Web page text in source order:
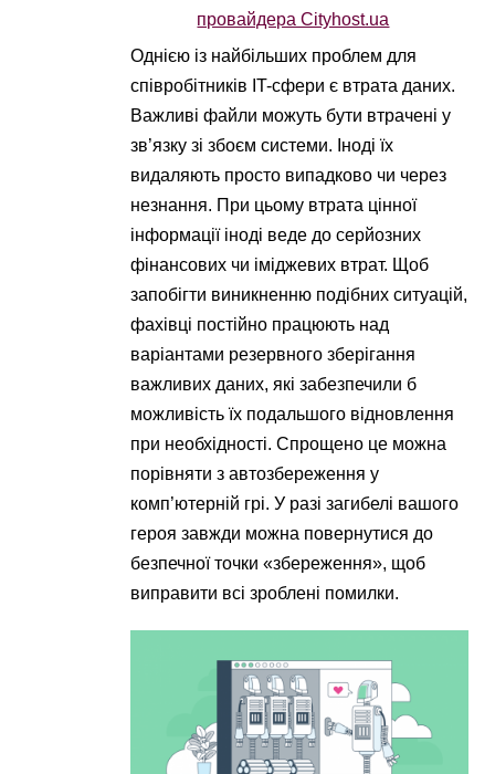
провайдера Cityhost.ua
Однією із найбільших проблем для
співробітників IT-сфери є втрата даних.
Важливі файли можуть бути втрачені у
зв’язку зі збоєм системи. Іноді їх
видаляють просто випадково чи через
незнання. При цьому втрата цінної
інформації іноді веде до серйозних
фінансових чи іміджевих втрат. Щоб
запобігти виникненню подібних ситуацій,
фахівці постійно працюють над
варіантами резервного зберігання
важливих даних, які забезпечили б
можливість їх подальшого відновлення
при необхідності. Спрощено це можна
порівняти з автозбереження у
комп’ютерній грі. У разі загибелі вашого
героя завжди можна повернутися до
безпечної точки «збереження», щоб
виправити всі зроблені помилки.